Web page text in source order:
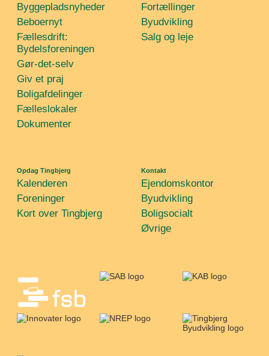
Byggepladsnyheder
Beboernyt
Fællesdrift:
Bydelsforeningen
Gør-det-selv
Giv et praj
Boligafdelinger
Fælleslokaler
Dokumenter
Fortællinger
Byudvikling
Salg og leje
Opdag Tingbjerg
Kalenderen
Foreninger
Kort over Tingbjerg
Kontakt
Ejendomskontor
Byudvikling
Boligsocialt
Øvrige